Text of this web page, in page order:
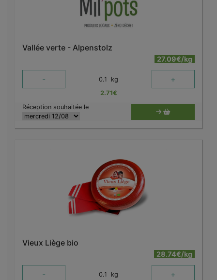
Vallée verte - Alpenstolz
27.09€/kg
- 0.1 kg +
2.71€
Réception souhaitée le
Vieux Liège bio
28.74€/kg
- 0.1 kg +